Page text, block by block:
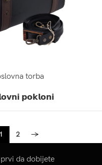
torba
𝗽𝗼𝗸𝗹𝗼𝗻𝗶
1 2 →
da dobijete